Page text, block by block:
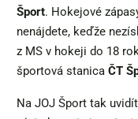
Šport. Hokejové
nenájdete, keďže
z MS v hokeji do 18
športová stanica ČT
Na JOJ Šport tak